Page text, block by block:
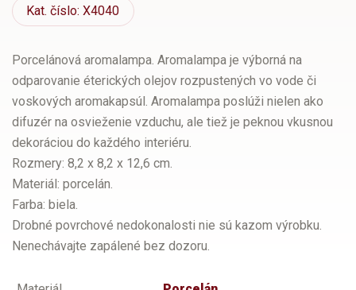
Kat. číslo: X4040
Porcelánová aromalampa. Aromalampa je výborná na
odparovanie éterických olejov rozpustených vo vode či
voskových aromakapsúl. Aromalampa poslúži nielen ako
difuzér na osvieženie vzduchu, ale tiež je peknou vkusnou
dekoráciou do každého interiéru.
Rozmery: 8,2 x 8,2 x 12,6 cm.
Materiál: porcelán.
Farba: biela.
Drobné povrchové nedokonalosti nie sú kazom výrobku.
Nenechávajte zapálené bez dozoru.